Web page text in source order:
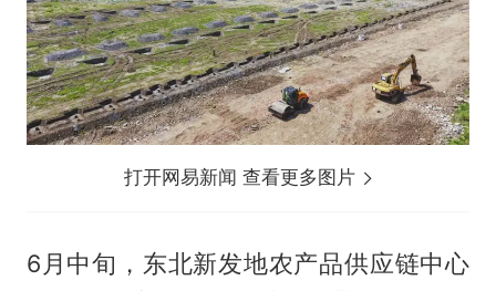
打开网易新闻 查看更多图片
6月中旬，东北新发地农产品供应链中心